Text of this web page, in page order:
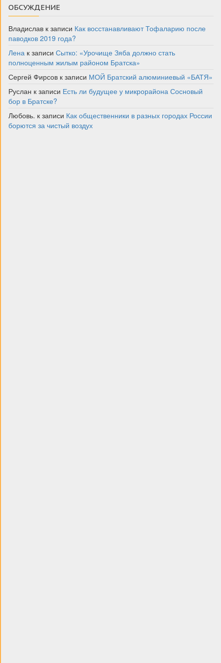
ОБСУЖДЕНИЕ
Владислав к записи Как восстанавливают Тофаларию после
паводков 2019 года?
Лена к записи Сытко: «Урочище Зяба должно стать
полноценным жилым районом Братска»
Сергей Фирсов к записи МОЙ Братский алюминиевый «БАТЯ»
Руслан к записи Есть ли будущее у микрорайона Сосновый
бор в Братске?
Любовь. к записи Как общественники в разных городах России
борются за чистый воздух